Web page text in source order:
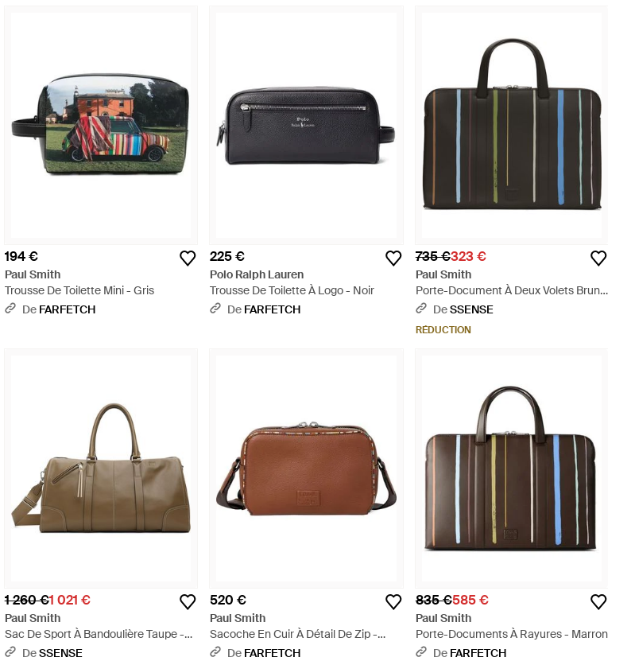
194 €
Paul Smith
Trousse De Toilette Mini - Gris
De FARFETCH
225 €
Polo Ralph Lauren
Trousse De Toilette À Logo - Noir
De FARFETCH
735 €323 €
Paul Smith
Porte-Document À Deux Volets Brun
En Cuir À Rayures - Noir
DeSSENSE
RÉDUCTION
1 260 €1 021 €
Paul Smith
Sac De Sport À Bandoulière Taupe -
Multicolore
DeSSENSE
520 €
Paul Smith
Sacoche En Cuir À Détail De Zip -
Marron
De FARFETCH
835 €585 €
Paul Smith
Porte-Documents À Rayures - Marron
De FARFETCH